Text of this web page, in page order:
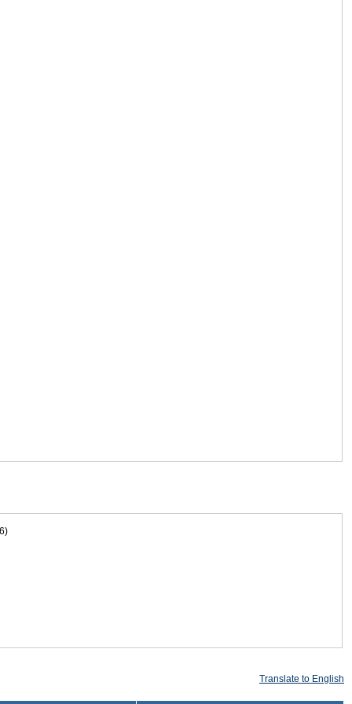
Translate to English